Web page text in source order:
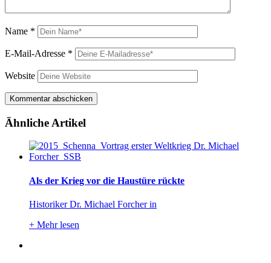
Name *
E-Mail-Adresse *
Website
Ähnliche Artikel
Als der Krieg vor die Haustüre rückte
Historiker Dr. Michael Forcher in
+ Mehr lesen